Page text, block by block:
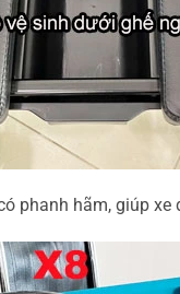
phanh hãm, giúp